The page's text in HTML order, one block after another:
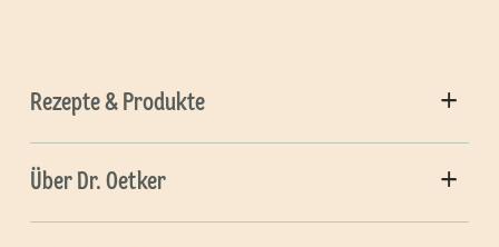
Rezepte & Produkte
Über Dr. Oetker